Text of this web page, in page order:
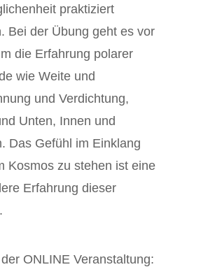
praktiziert
Bei der Übung geht es vor
die Erfahrung polarer
wie Weite und
und Verdichtung,
Unten, Innen und
Das Gefühl im Einklang
Kosmos zu stehen ist eine
Erfahrung dieser
ONLINE Veranstaltung: